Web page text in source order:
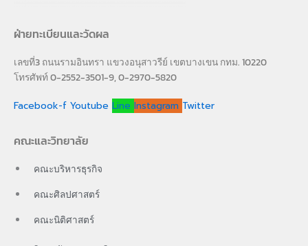
ฝ่ายทะเบียนและวัดผล
เลขที่3 ถนนรามอินทรา แขวงอนุสาวรีย์ เขตบางเขน กทม. 10220
โทรศัพท์ 0-2552-3501-9, 0-2970-5820
Facebook-f Youtube Line Instagram Twitter
คณะและวิทยาลัย
คณะบริหารธุรกิจ
คณะศิลปศาสตร์
คณะนิติศาสตร์